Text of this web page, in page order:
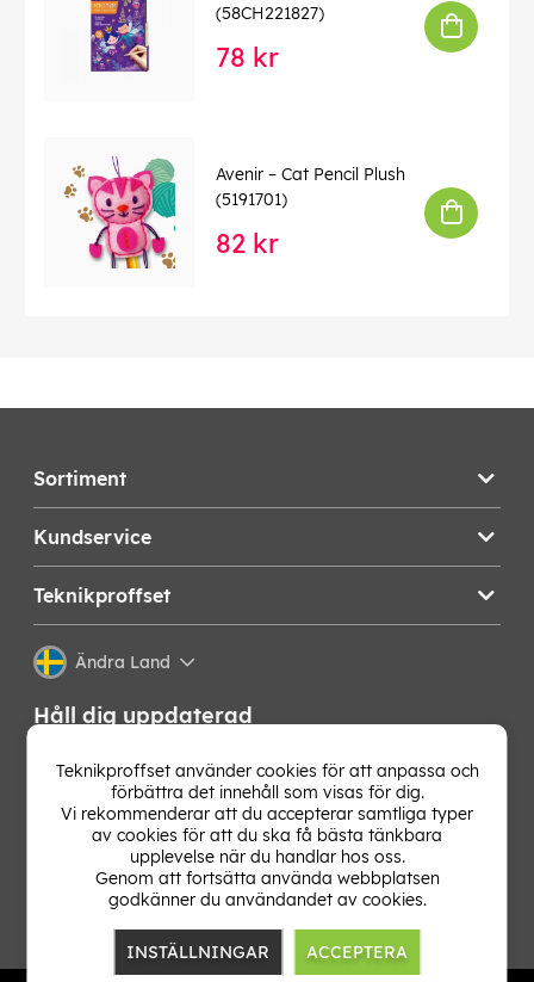
(58CH221827)
78 kr
Avenir – Cat Pencil Plush
(5191701)
82 kr
Sortiment
Kundservice
Teknikproffset
Ändra Land
Håll dig uppdaterad
Få de senaste nyheterna, hetaste erbjudandena och
bästa tipsen från oss direkt i din mejlkorg. Signa upp på
vårt nyhetsbrev!
Teknikproffset använder cookies för att anpassa och
förbättra det innehåll som visas för dig.
Vi rekommenderar att du accepterar samtliga typer
av cookies för att du ska få bästa tänkbara
upplevelse när du handlar hos oss.
Genom att fortsätta använda webbplatsen
godkänner du användandet av cookies.
INSTÄLLNINGAR ACCEPTERA